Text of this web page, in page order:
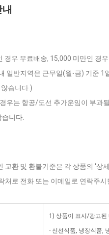
경우 무료배송, 15,000 미만인 경
일반지역은 근무일(월-금) 기준
습니다.)
우는 항공/도선 추가운임이 부과
니다.
교환 및 환불기준은 각 상품의 '상
처로 전화 또는 이메일로 연락주
1) 상품이 표시/광고된
- 신선식품, 냉장식품,